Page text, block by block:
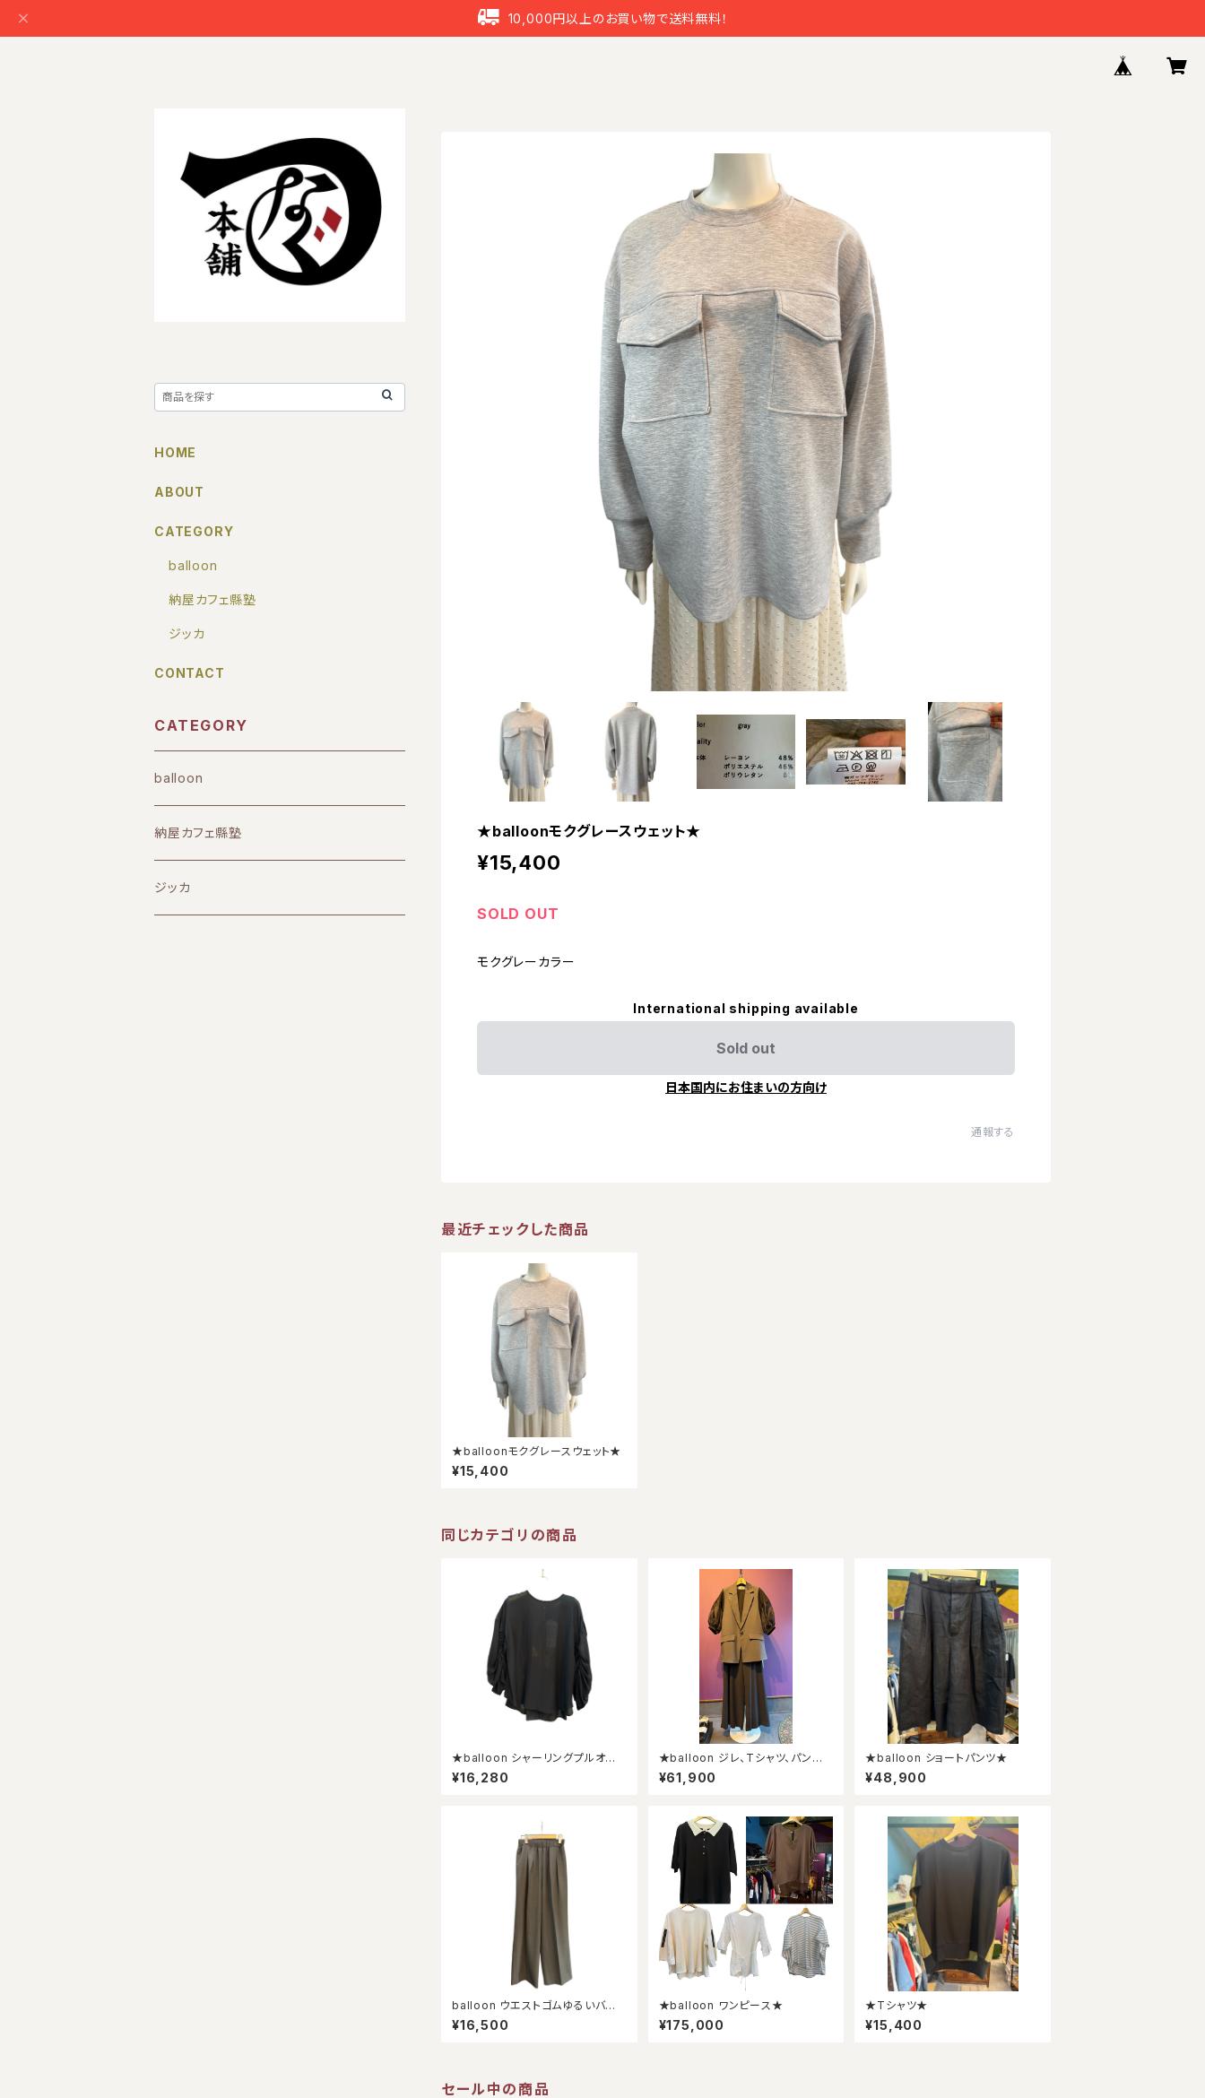
10,000円以上のお買い物で送料無料！
★balloonモクグレースウェット★
¥15,400
SOLD OUT
モクグレーカラー
International shipping available
Sold out
日本国内にお住まいの方向け
通報する
最近チェックした商品
★balloonモクグレースウェット★
¥15,400
同じカテゴリの商品
★balloon シャーリングプルオー
バー★
¥16,280
★balloon ジレ、Tシャツ、パンツ
セット★
¥61,900
★balloon ショートパンツ★
¥48,900
balloon ウエストゴムゆるいバレ
ルパンツ★
¥16,500
★balloon ワンピース★
¥175,000
★Tシャツ★
¥15,400
セール中の商品
HOME
ABOUT
CATEGORY
balloon
納屋カフェ縣塾
ジッカ
CONTACT
CATEGORY
balloon
納屋カフェ縣塾
ジッカ